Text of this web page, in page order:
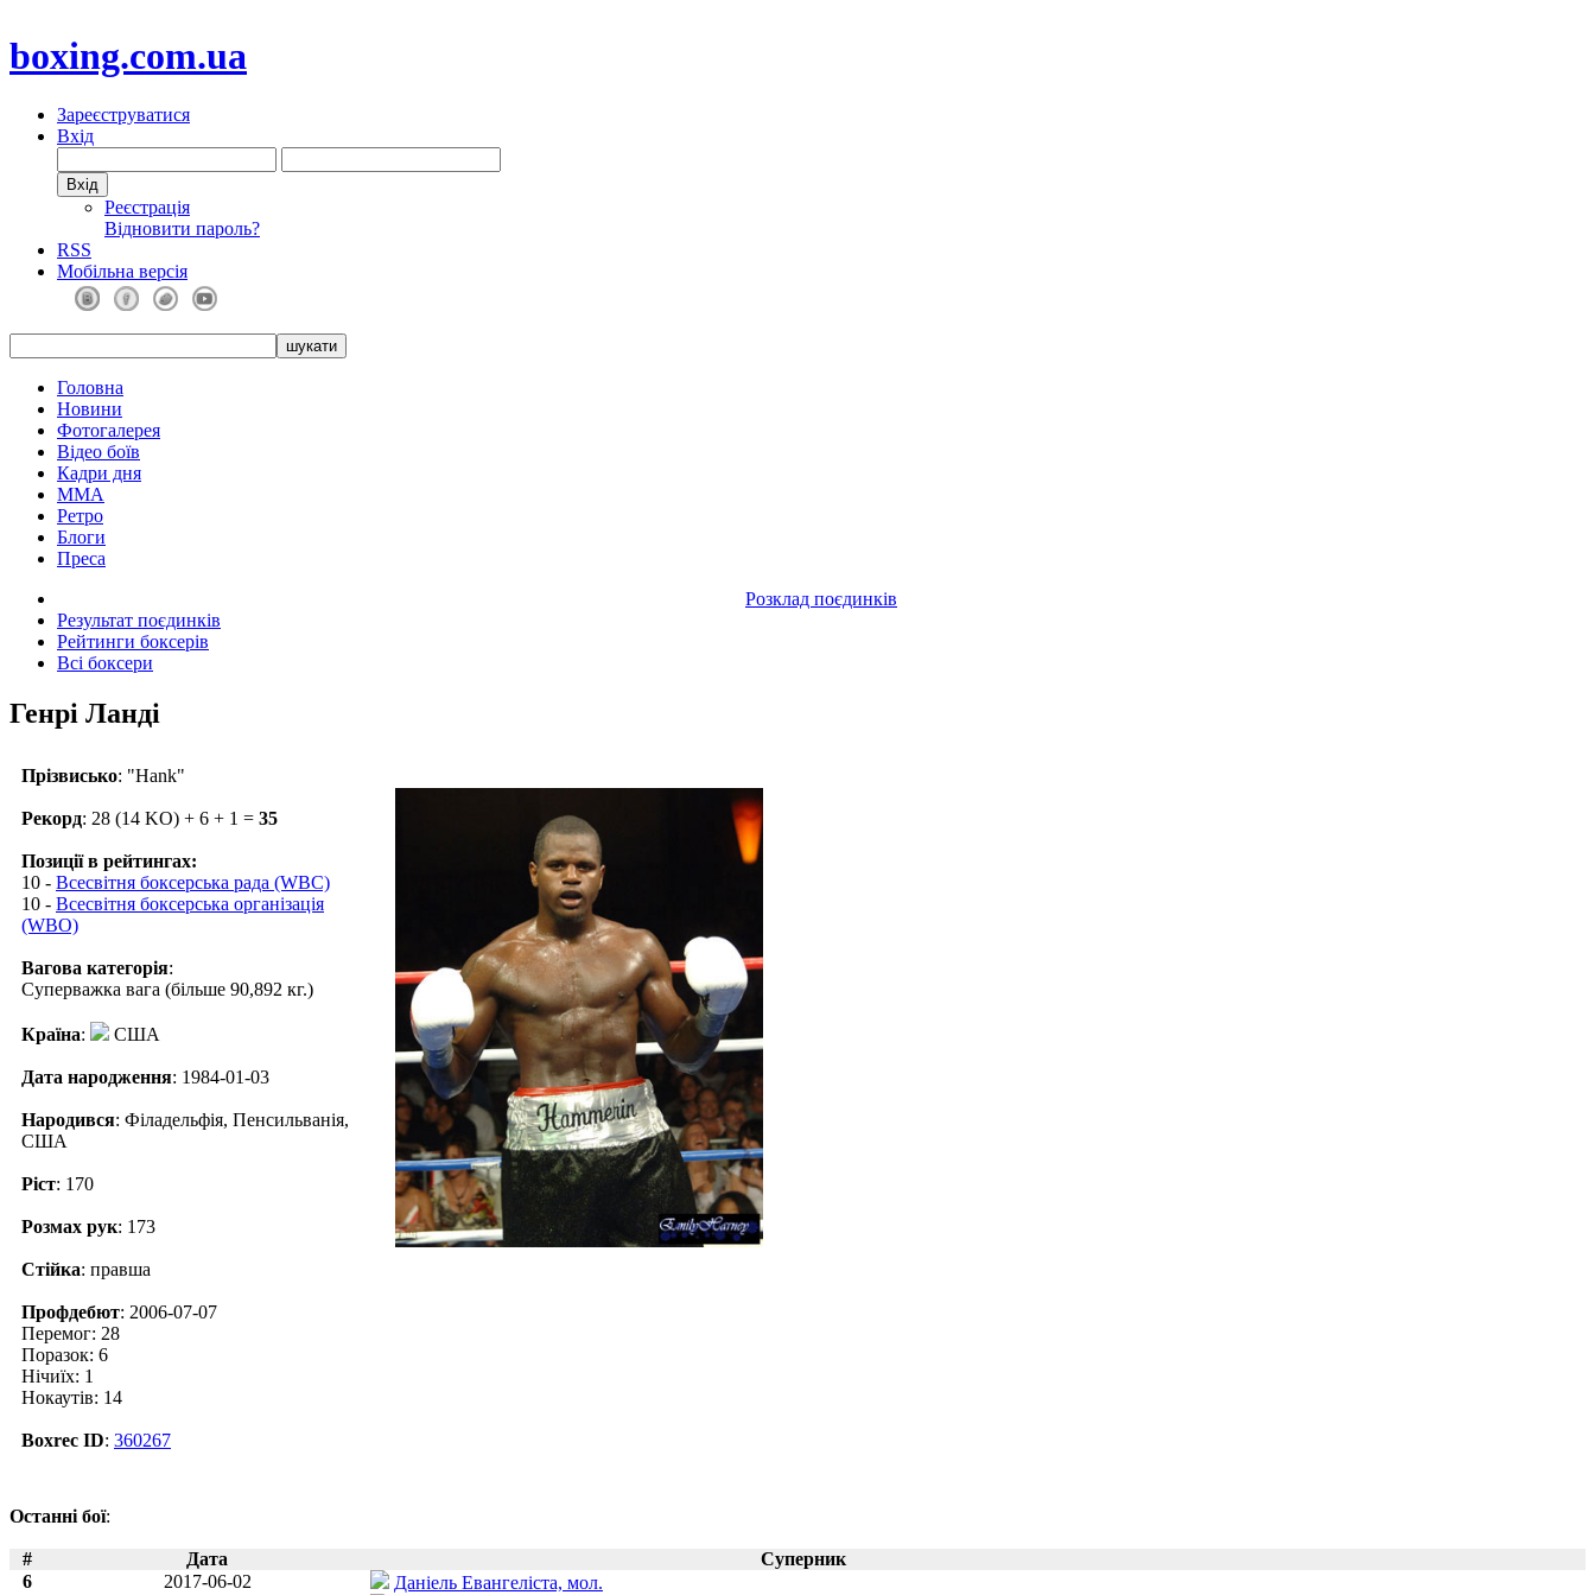
boxing.com.ua
Зареєструватися
Вхід
Реєстрація
Відновити пароль?
RSS
Мобільна версія
Головна
Новини
Фотогалерея
Відео боїв
Кадри дня
ММА
Ретро
Блоги
Преса
Розклад поєдинків
Результат поєдинків
Рейтинги боксерів
Всі боксери
Генрі Ланді
Прізвисько: "Hank"
Рекорд: 28 (14 KO) + 6 + 1 = 35
Позиції в рейтингах:
10 - Всесвітня боксерська рада (WBC)
10 - Всесвітня боксерська організація
(WBO)
Вагова категорія:
Суперважка вага (більше 90,892 кг.)
Країна: США
Дата народження: 1984-01-03
Народився: Філадельфія, Пенсильванія,
США
Ріст: 170
Розмах рук: 173
Стійка: правша
Профдебют: 2006-07-07
Перемог: 28
Поразок: 6
Нічиїх: 1
Нокаутів: 14
Boxrec ID: 360267
Останні бої:
# Дата
Суперник
6
2017-06-02
Даніель Евангеліста, мол.